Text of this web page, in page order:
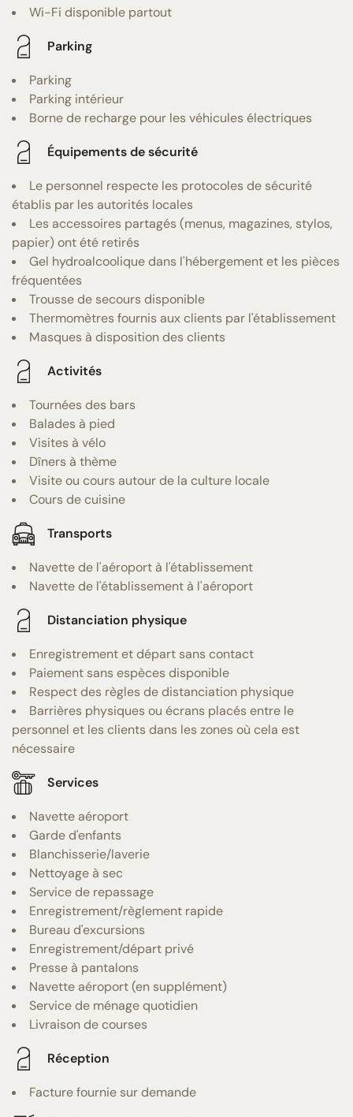
Wi-Fi disponible partout
Parking
Parking
Parking intérieur
Borne de recharge pour les véhicules électriques
Équipements de sécurité
Le personnel respecte les protocoles de sécurité
établis par les autorités locales
Les accessoires partagés (menus, magazines, stylos,
papier) ont été retirés
Gel hydroalcoolique dans l'hébergement et les pièces
fréquentées
Trousse de secours disponible
Thermomètres fournis aux clients par l'établissement
Masques à disposition des clients
Activités
Tournées des bars
Balades à pied
Visites à vélo
Dîners à thème
Visite ou cours autour de la culture locale
Cours de cuisine
Transports
Navette de l'aéroport à l'établissement
Navette de l'établissement à l'aéroport
Distanciation physique
Enregistrement et départ sans contact
Paiement sans espèces disponible
Respect des règles de distanciation physique
Barrières physiques ou écrans placés entre le
personnel et les clients dans les zones où cela est
nécessaire
Services
Navette aéroport
Garde d'enfants
Blanchisserie/laverie
Nettoyage à sec
Service de repassage
Enregistrement/règlement rapide
Bureau d'excursions
Enregistrement/départ privé
Presse à pantalons
Navette aéroport (en supplément)
Service de ménage quotidien
Livraison de courses
Réception
Facture fournie sur demande